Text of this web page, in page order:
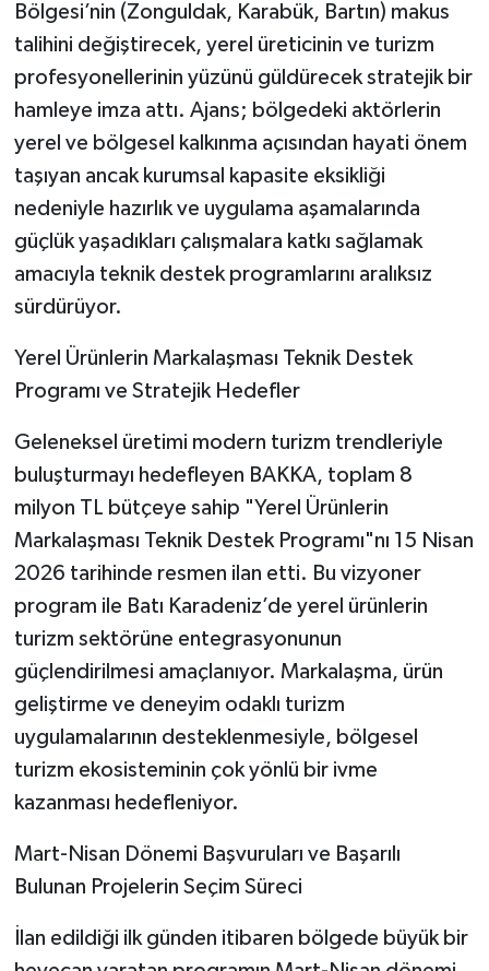
Bölgesi’nin (Zonguldak, Karabük, Bartın) makus
talihini değiştirecek, yerel üreticinin ve turizm
profesyonellerinin yüzünü güldürecek stratejik bir
hamleye imza attı. Ajans; bölgedeki aktörlerin
yerel ve bölgesel kalkınma açısından hayati önem
taşıyan ancak kurumsal kapasite eksikliği
nedeniyle hazırlık ve uygulama aşamalarında
güçlük yaşadıkları çalışmalara katkı sağlamak
amacıyla teknik destek programlarını aralıksız
sürdürüyor.
​Yerel Ürünlerin Markalaşması Teknik Destek
Programı ve Stratejik Hedefler
​Geleneksel üretimi modern turizm trendleriyle
buluşturmayı hedefleyen BAKKA, toplam 8
milyon TL bütçeye sahip "Yerel Ürünlerin
Markalaşması Teknik Destek Programı"nı 15 Nisan
2026 tarihinde resmen ilan etti. Bu vizyoner
program ile Batı Karadeniz’de yerel ürünlerin
turizm sektörüne entegrasyonunun
güçlendirilmesi amaçlanıyor. Markalaşma, ürün
geliştirme ve deneyim odaklı turizm
uygulamalarının desteklenmesiyle, bölgesel
turizm ekosisteminin çok yönlü bir ivme
kazanması hedefleniyor.
​Mart-Nisan Dönemi Başvuruları ve Başarılı
Bulunan Projelerin Seçim Süreci
​İlan edildiği ilk günden itibaren bölgede büyük bir